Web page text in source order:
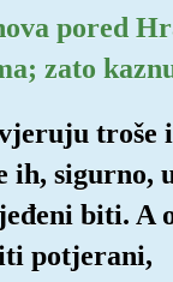
pored
zato
troše
ih, sigurno,
biti. A
potjerani,